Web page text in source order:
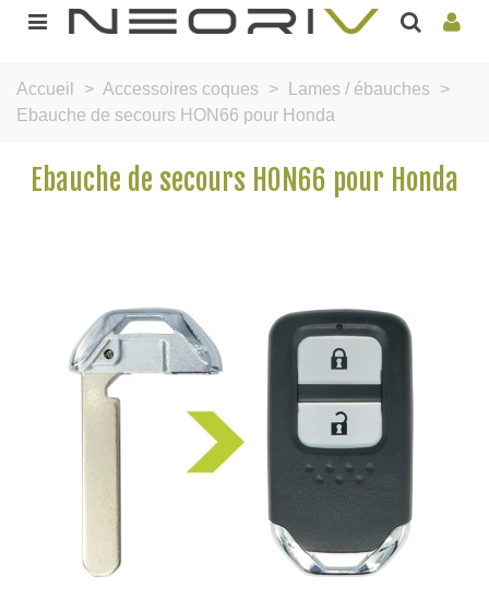
Accueil > Accessoires coques > Lames / ébauches
>
Ebauche de secours HON66 pour Honda
Ebauche de secours HON66 pour Honda